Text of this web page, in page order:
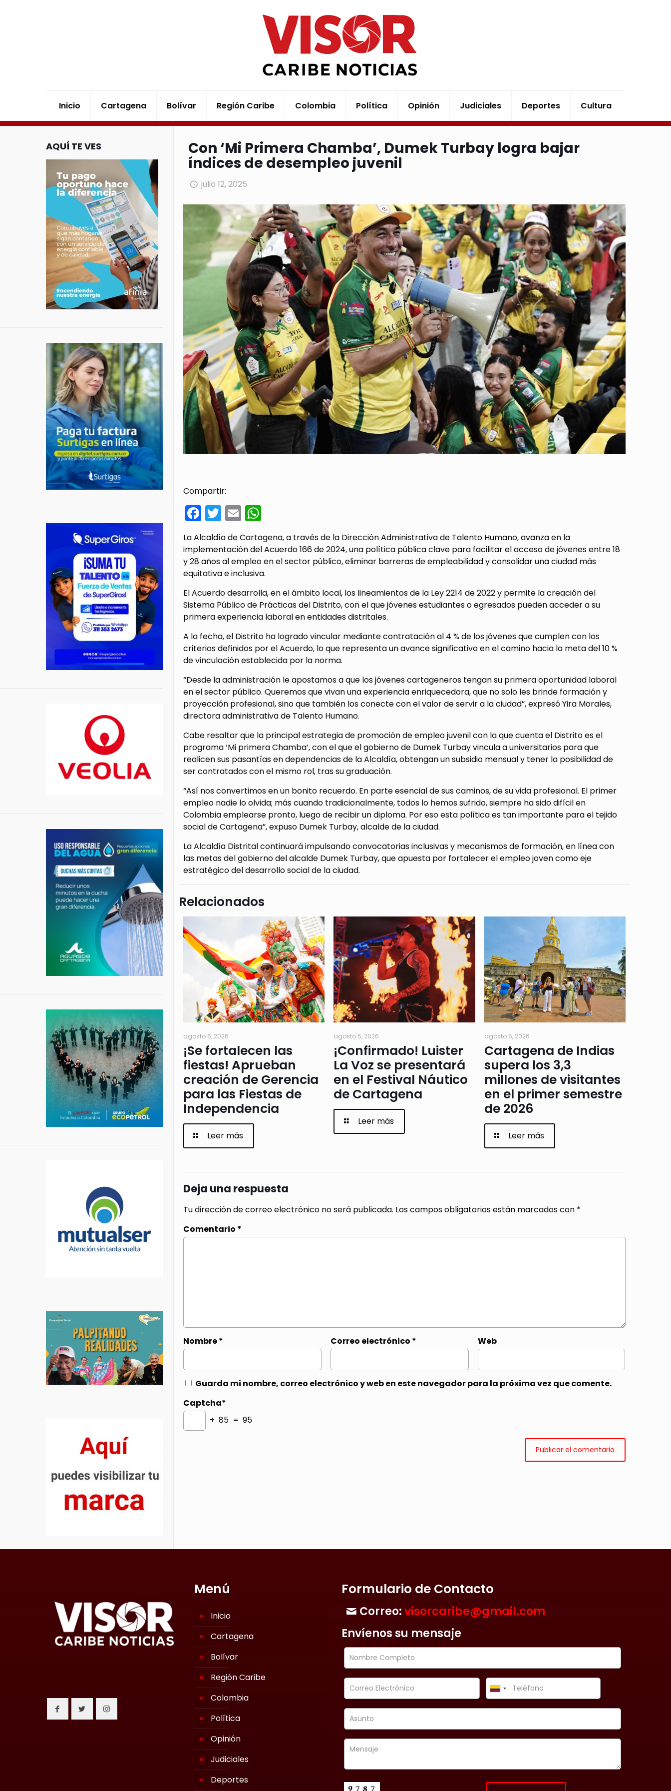
Inicio Cartagena Bolívar Región Caribe Colombia Política Opinión Judiciales Deportes Cultura
Con ‘Mi Primera Chamba’, Dumek Turbay logra bajar
índices de desempleo juvenil
julio 12, 2025
Compartir:
Facebook
Twitter
Email
La Alcaldía de Cartagena, a través de la Dirección Administrativa de Talento Humano, avanza en la
implementación del Acuerdo 166 de 2024, una política pública clave para facilitar el acceso de jóvenes entre 18
y 28 años al empleo en el sector público, eliminar barreras de empleabilidad y consolidar una ciudad más
equitativa e inclusiva.
El Acuerdo desarrolla, en el ámbito local, los lineamientos de la Ley 2214 de 2022 y permite la creación del
Sistema Público de Prácticas del Distrito, con el que jóvenes estudiantes o egresados pueden acceder a su
primera experiencia laboral en entidades distritales.
A la fecha, el Distrito ha logrado vincular mediante contratación al 4 % de los jóvenes que cumplen con los
criterios definidos por el Acuerdo, lo que representa un avance significativo en el camino hacia la meta del 10 %
de vinculación establecida por la norma.
“Desde la administración le apostamos a que los jóvenes cartageneros tengan su primera oportunidad laboral
en el sector público. Queremos que vivan una experiencia enriquecedora, que no solo les brinde formación y
proyección profesional, sino que también los conecte con el valor de servir a la ciudad”, expresó Yira Morales,
directora administrativa de Talento Humano.
Cabe resaltar que la principal estrategia de promoción de empleo juvenil con la que cuenta el Distrito es el
programa ‘Mi primera Chamba’, con el que el gobierno de Dumek Turbay vincula a universitarios para que
realicen sus pasantías en dependencias de la Alcaldía, obtengan un subsidio mensual y tener la posibilidad de
ser contratados con el mismo rol, tras su graduación.
“Así nos convertimos en un bonito recuerdo. En parte esencial de sus caminos, de su vida profesional. El primer
empleo nadie lo olvida; más cuando tradicionalmente, todos lo hemos sufrido, siempre ha sido difícil en
Colombia emplearse pronto, luego de recibir un diploma. Por eso esta política es tan importante para el tejido
social de Cartagena”, expuso Dumek Turbay, alcalde de la ciudad.
La Alcaldía Distrital continuará impulsando convocatorias inclusivas y mecanismos de formación, en línea con
las metas del gobierno del alcalde Dumek Turbay, que apuesta por fortalecer el empleo joven como eje
estratégico del desarrollo social de la ciudad.
Relacionados
agosto 6, 2026
¡Se fortalecen las
fiestas! Aprueban
creación de Gerencia
para las Fiestas de
Independencia
Leer más
agosto 5, 2026
¡Confirmado! Luister
La Voz se presentará
en el Festival Náutico
de Cartagena
Leer más
agosto 5, 2026
Cartagena de Indias
supera los 3,3
millones de visitantes
en el primer semestre
de 2026
Leer más
Deja una respuesta
Tu dirección de correo electrónico no será publicada. Los campos obligatorios están marcados con *
Comentario *
Nombre* Correo electrónico * Web
Guarda mi nombre, correo electrónico y web en este navegador para la próxima vez que comente.
Captcha*
+ 85 = 95
AQUÍ TE VES
Menú
Inicio
Cartagena
Bolívar
Región Caribe
Colombia
Política
Opinión
Judiciales
Deportes
Formulario de Contacto
Correo:visorcaribe@gmail.com
Envíenos su mensaje